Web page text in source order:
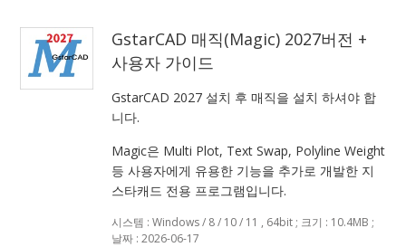
GstarCAD 매직(Magic) 2027버전 +
사용자 가이드
GstarCAD 2027 설치 후 매직을 설치 하셔야 합
니다.
Magic은 Multi Plot, Text Swap, Polyline Weight
등 사용자에게 유용한 기능을 추가로 개발한 지
스타캐드 전용 프로그램입니다.
시스템 : Windows / 8 / 10 / 11 , 64bit ; 크기 : 10.4MB ;
날짜 : 2026-06-17